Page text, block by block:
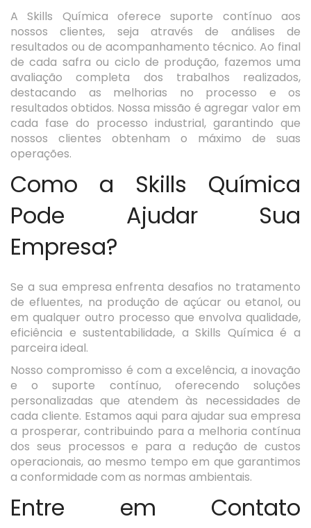
A Skills Química oferece suporte contínuo aos
nossos clientes, seja através de análises de
resultados ou de acompanhamento técnico. Ao final
de cada safra ou ciclo de produção, fazemos uma
avaliação completa dos trabalhos realizados,
destacando as melhorias no processo e os
resultados obtidos. Nossa missão é agregar valor em
cada fase do processo industrial, garantindo que
nossos clientes obtenham o máximo de suas
operações.
Como a Skills Química
Pode Ajudar Sua
Empresa?
Se a sua empresa enfrenta desafios no tratamento
de efluentes, na produção de açúcar ou etanol, ou
em qualquer outro processo que envolva qualidade,
eficiência e sustentabilidade, a Skills Química é a
parceira ideal.
Nosso compromisso é com a excelência, a inovação
e o suporte contínuo, oferecendo soluções
personalizadas que atendem às necessidades de
cada cliente. Estamos aqui para ajudar sua empresa
a prosperar, contribuindo para a melhoria contínua
dos seus processos e para a redução de custos
operacionais, ao mesmo tempo em que garantimos
a conformidade com as normas ambientais.
Entre em Contato